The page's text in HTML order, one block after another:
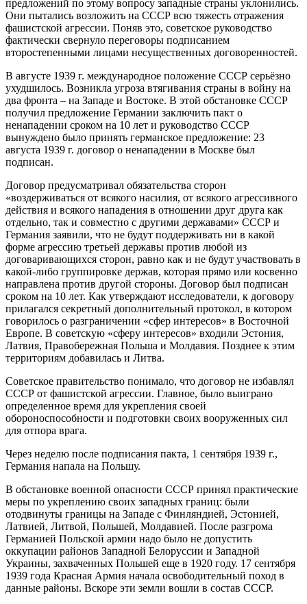
предложений по этому вопросу западные страны уклонились.
Они пытались возложить на СССР всю тяжесть отражения
фашистской агрессии. Поняв это, советское руководство
фактически свернуло переговоры подписанием
второстепенными лицами несущественных договоренностей.
В августе 1939 г. международное положение СССР серьёзно
ухудшилось. Возникла угроза втягивания страны в войну на
два фронта – на Западе и Востоке. В этой обстановке СССР
получил предложение Германии заключить пакт о
ненападении сроком на 10 лет и руководство СССР
вынуждено было принять германское предложение: 23
августа 1939 г. договор о ненападении в Москве был
подписан.
Договор предусматривал обязательства сторон
«воздерживаться от всякого насилия, от всякого агрессивного
действия и всякого нападения в отношении друг друга как
отдельно, так и совместно с другими державами» СССР и
Германия заявили, что не будут поддерживать ни в какой
форме агрессию третьей державы против любой из
договаривающихся сторон, равно как и не будут участвовать в
какой-либо группировке держав, которая прямо или косвенно
направлена против другой стороны. Договор был подписан
сроком на 10 лет. Как утверждают исследователи, к договору
прилагался секретный дополнительный протокол, в котором
говорилось о разграничении «сфер интересов» в Восточной
Европе. В советскую «сферу интересов» входили Эстония,
Латвия, Правобережная Польша и Молдавия. Позднее к этим
территориям добавилась и Литва.
Советское правительство понимало, что договор не избавлял
СССР от фашистской агрессии. Главное, было выиграно
определенное время для укрепления своей
обороноспособности и подготовки своих вооруженных сил
для отпора врага.
Через неделю после подписания пакта, 1 сентября 1939 г.,
Германия напала на Польшу.
В обстановке военной опасности СССР принял практические
меры по укреплению своих западных границ: были
отодвинуты границы на Западе с Финляндией, Эстонией,
Латвией, Литвой, Польшей, Молдавией. После разгрома
Германией Польской армии надо было не допустить
оккупации районов Западной Белоруссии и Западной
Украины, захваченных Польшей еще в 1920 году. 17 сентября
1939 года Красная Армия начала освободительный поход в
данные районы. Вскоре эти земли вошли в состав СССР.